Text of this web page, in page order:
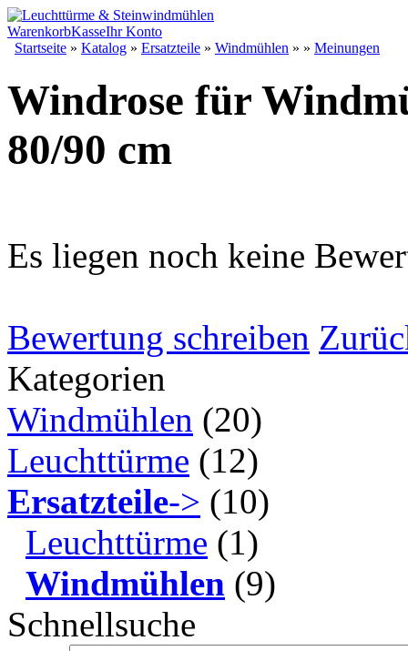
WarenkorbKasseIhr Konto
Startseite » Katalog » Ersatzteile » Windmühlen » » Meinungen
Windrose für
80/90 cm
Es liegen noch keine
Bewertung schreiben
Kategorien
Windmühlen (20)
Leuchttürme (12)
Ersatzteile-> (10)
Leuchttürme (1)
Windmühlen (9)
Schnellsuche